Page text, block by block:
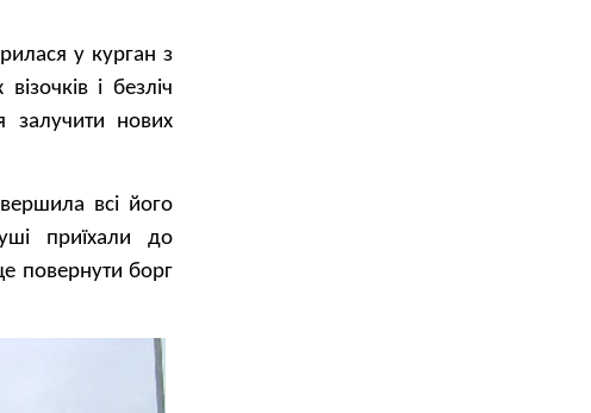
у курган з
і безліч
залучити нових
всі його
приїхали до
повернути борг